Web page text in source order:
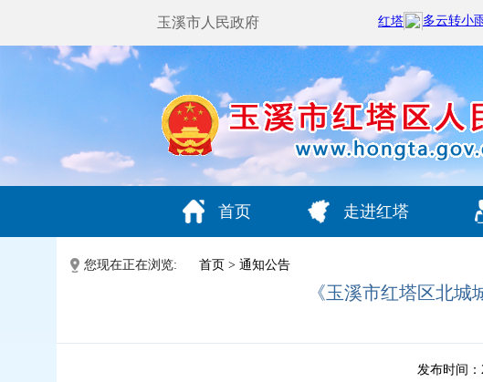
玉溪市人民政府
首页 走进红塔
您现在正在浏览: 首页 > 通知公告
《玉溪市红塔区北
发布时间：